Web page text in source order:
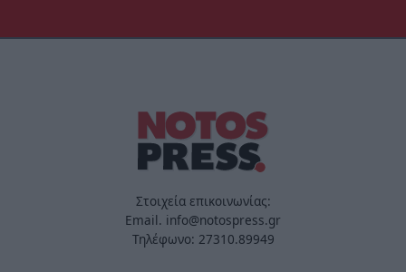
Στοιχεία επικοινωνίας:
Email. info@notospress.gr
Τηλέφωνο: 27310.89949